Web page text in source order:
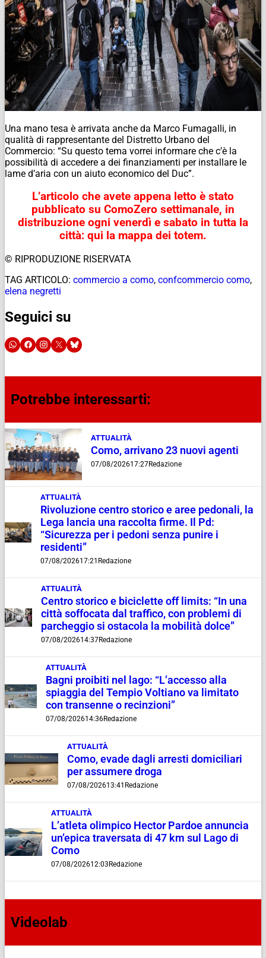
Una mano tesa è arrivata anche da Marco Fumagalli, in
qualità di rappresentante del Distretto Urbano del
Commercio: “Su questo tema vorrei informare che c’è la
possibilità di accedere a dei finanziamenti per installare le
lame d’aria con un aiuto economico del Duc”.
L’articolo che avete appena letto è stato
pubblicato su ComoZero settimanale, in
distribuzione ogni venerdì e sabato in tutta la
città: qui la mappa dei totem.
© RIPRODUZIONE RISERVATA
TAG ARTICOLO: commercio a como, confcommercio como,
elena negretti
Seguici su
Potrebbe interessarti:
ATTUALITÀ
Como, arrivano 23 nuovi agenti
07/08/202617:27Redazione
ATTUALITÀ
Rivoluzione centro storico e aree pedonali, la
Lega lancia una raccolta firme. Il Pd:
“Sicurezza per i pedoni senza punire i
residenti”
07/08/202617:21 Redazione
ATTUALITÀ
Centro storico e biciclette off limits: “In una
città soffocata dal traffico, con problemi di
parcheggio si ostacola la mobilità dolce”
07/08/202614:37Redazione
ATTUALITÀ
Bagni proibiti nel lago: “L’accesso alla
spiaggia del Tempio Voltiano va limitato
con transenne o recinzioni”
07/08/202614:36Redazione
ATTUALITÀ
Como, evade dagli arresti domiciliari
per assumere droga
07/08/202613:41 Redazione
ATTUALITÀ
L’atleta olimpico Hector Pardoe annuncia
un’epica traversata di 47 km sul Lago di
Como
07/08/202612:03 Redazione
Videolab